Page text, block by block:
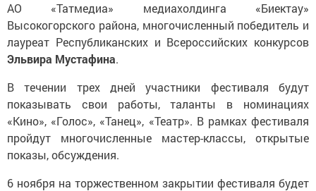
АО «Татмедиа» медиахолдинга «Биектау»
Высокогорского района, многочисленный победитель и
лауреат Республиканских и Всероссийских конкурсов
Эльвира Мустафина.
В течении трех дней участники фестиваля будут
показывать свои работы, таланты в номинациях
«Кино», «Голос», «Танец», «Театр». В рамках фестиваля
пройдут многочисленные мастер-классы, открытые
показы, обсуждения.
6 ноября на торжественном закрытии фестиваля будет